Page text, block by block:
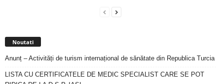
Noutati
Anunț – Activități de turism internațional de sănătate din Republica Turcia
LISTA CU CERTIFICATELE DE MEDIC SPECIALIST CARE SE POT